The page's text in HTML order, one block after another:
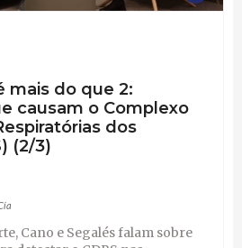
mais do que 2:
causam o Complexo
dos
(2/3)
Cano e Segalés falam sobre